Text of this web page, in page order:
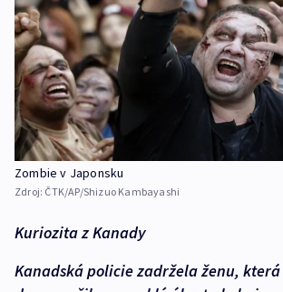
Zombie v Japonsku
Zdroj: ČTK/AP/Shizuo Kambayashi
Kuriozita z Kanady
Kanadská policie zadržela ženu,